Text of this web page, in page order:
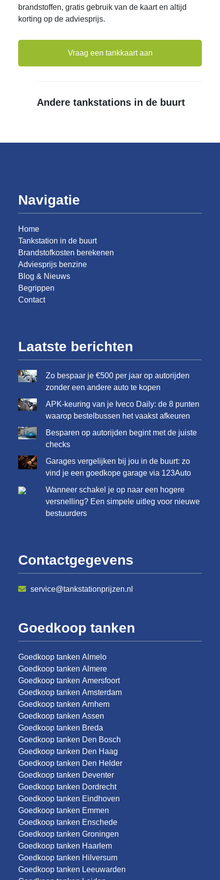
brandstoffen, gratis gebruik van de kaart en altijd
korting op de adviesprijs.
Vraag een tankkaart aan
Andere tankstations in de buurt
Navigatie
Home
Tankstation in de buurt
Brandstofkosten berekenen
Adviesprijs benzine
Blog & Nieuws
Begrippen
Contact
Laatste berichten
Zo bespaar je €500 per jaar op autorijden
zonder een andere auto te kopen
APK-keuring van je Iveco Daily: de 8 punten
waarop bestelbussen het vaakst afkeuren
Besparen op autorijden begint met de juiste
checks
Garages vergelijken bij jou in de buurt: zo
vind je een goedkope garage via 123Auto
Wanneer schakel je op naar een hogere
versnelling? Een simpele uitleg voor nieuwe
bestuurders
Contactgegevens
service@tankstationprijzen.nl
Goedkoop tanken
Goedkoop tanken Almelo
Goedkoop tanken Almere
Goedkoop tanken Amersfoort
Goedkoop tanken Amsterdam
Goedkoop tanken Arnhem
Goedkoop tanken Assen
Goedkoop tanken Breda
Goedkoop tanken Den Bosch
Goedkoop tanken Den Haag
Goedkoop tanken Den Helder
Goedkoop tanken Deventer
Goedkoop tanken Dordrecht
Goedkoop tanken Eindhoven
Goedkoop tanken Emmen
Goedkoop tanken Enschede
Goedkoop tanken Groningen
Goedkoop tanken Haarlem
Goedkoop tanken Hilversum
Goedkoop tanken Leeuwarden